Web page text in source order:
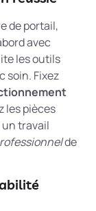
de portail,
avec
les outils
soin. Fixez
les pièces
un travail
de